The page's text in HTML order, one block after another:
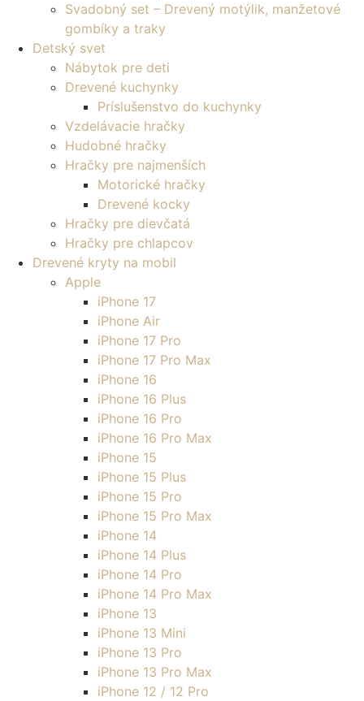
Svadobný set – Drevený motýlik, manžetové
gombíky a traky
Detský svet
Nábytok pre deti
Drevené kuchynky
Príslušenstvo do kuchynky
Vzdelávacie hračky
Hudobné hračky
Hračky pre najmenších
Motorické hračky
Drevené kocky
Hračky pre dievčatá
Hračky pre chlapcov
Drevené kryty na mobil
Apple
iPhone 17
iPhone Air
iPhone 17 Pro
iPhone 17 Pro Max
iPhone 16
iPhone 16 Plus
iPhone 16 Pro
iPhone 16 Pro Max
iPhone 15
iPhone 15 Plus
iPhone 15 Pro
iPhone 15 Pro Max
iPhone 14
iPhone 14 Plus
iPhone 14 Pro
iPhone 14 Pro Max
iPhone 13
iPhone 13 Mini
iPhone 13 Pro
iPhone 13 Pro Max
iPhone 12 / 12 Pro